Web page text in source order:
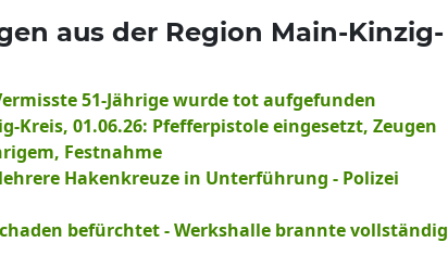
aus der Region Main-Kinzig-
51-Jährige wurde tot aufgefunden
01.06.26: Pfefferpistole eingesetzt, Zeugen
Festnahme
Hakenkreuze in Unterführung - Polizei
befürchtet - Werkshalle brannte vollständig